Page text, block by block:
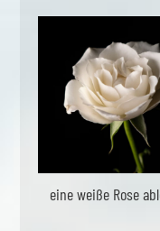
eine weiße Rose